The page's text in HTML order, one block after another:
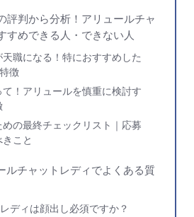
評判から分析！アリュールチャ
すめできる人・できない人
職になる！特におすすめした
徴
て！アリュールを慎重に検討す
の最終チェックリスト｜応募
こと
ルチャットレディでよくある質
ディは顔出し必須ですか？